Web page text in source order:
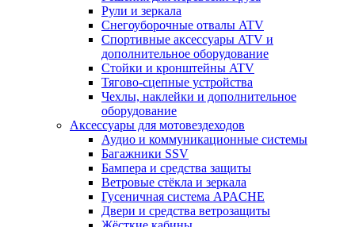
Рули и зеркала
Снегоуборочные отвалы ATV
Спортивные аксессуары ATV и
дополнительное оборудование
Стойки и кронштейны ATV
Тягово-сцепные устройства
Чехлы, наклейки и дополнительное
оборудование
Аксессуары для мотовездеходов
Аудио и коммуникационные системы
Багажники SSV
Бампера и средства защиты
Ветровые стёкла и зеркала
Гусеничная система APACHE
Двери и средства ветрозащиты